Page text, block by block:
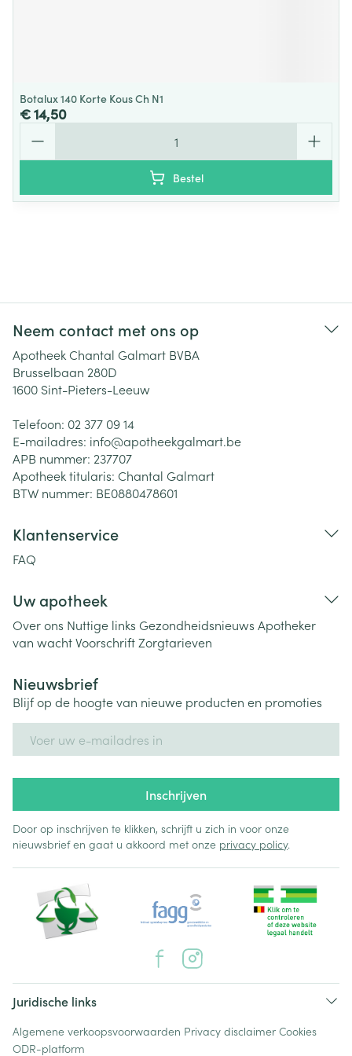
Botalux 140 Korte Kous Ch N1
€ 14,50
Bestel
Neem contact met ons op
Apotheek Chantal Galmart BVBA
Brusselbaan 280D
1600 Sint-Pieters-Leeuw
Telefoon: 02 377 09 14
E-mailadres: info@apotheekgalmart.be
APB nummer: 237707
Apotheek titularis: Chantal Galmart
BTW nummer: BE0880478601
Klantenservice
FAQ
Uw apotheek
Over ons Nuttige links Gezondheidsnieuws Apotheker
van wachtVoorschriftZorgtarieven
Nieuwsbrief
Blijf op de hoogte van nieuwe producten en promoties
Inschrijven
Door op inschrijven te klikken, schrijft u zich in voor onze
nieuwsbrief en gaat u akkoord met onze privacy policy.
Juridische links
Algemene verkoopsvoorwaarden Privacy disclaimer Cookies
ODR-platform